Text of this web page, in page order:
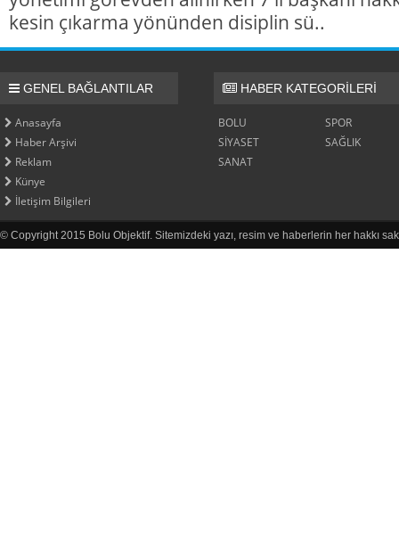
kesin çıkarma yönünden disiplin sü..
GENEL BAĞLANTILAR
Anasayfa
Haber Arşivi
Reklam
Künye
İletişim Bilgileri
HABER KATEGORİLERİ
BOLU
SPOR
SİYASET
SAĞLIK
SANAT
© Copyright 2015 Bolu Objektif. Sitemizdeki yazı, resim ve haberlerin her hakkı